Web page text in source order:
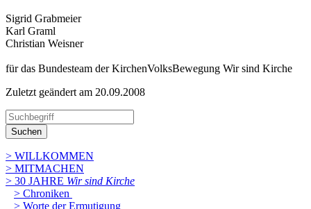
Sigrid Grabmeier
Karl Graml
Christian Weisner
für das Bundesteam der KirchenVolksBewegung Wir sind Kirche
Zuletzt geändert am 20­.09.2008
Suchen
> WILLKOMMEN
> MITMACHEN
> 30 JAHRE Wir sind Kirche
> Chroniken
> Worte der Ermutigung